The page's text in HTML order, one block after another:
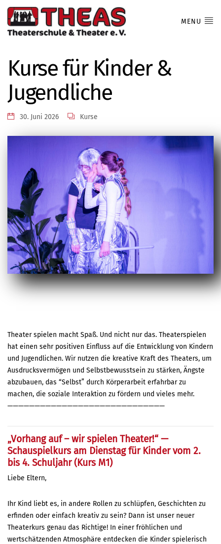
MENU
Kurse für Kinder &
Jugendliche
30. Juni 2026 Kurse
Theater spielen macht Spaß. Und nicht nur das. Theaterspielen
hat einen sehr positiven Einfluss auf die Entwicklung von Kindern
und Jugendlichen. Wir nutzen die kreative Kraft des Theaters, um
Ausdrucksvermögen und Selbstbewusstsein zu stärken, Ängste
abzubauen, das “Selbst” durch Körperarbeit erfahrbar zu
machen, die soziale Interaktion zu fördern und vieles mehr.
—————————————————————————————
„Vorhang auf – wir spielen Theater!“ —
Schauspielkurs am Dienstag für Kinder vom 2.
bis 4. Schuljahr (Kurs M1)
Liebe Eltern,
Ihr Kind liebt es, in andere Rollen zu schlüpfen, Geschichten zu
erfinden oder einfach kreativ zu sein? Dann ist unser neuer
Theaterkurs genau das Richtige! In einer fröhlichen und
wertschätzenden Atmosphäre entdecken die Kinder spielerisch